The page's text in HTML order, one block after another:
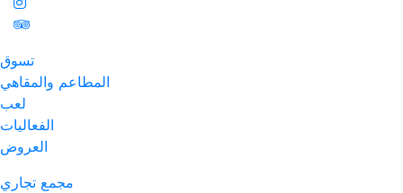
تسوق
المطاعم والمقاهي
لعب
الفعاليات
العروض
مجمع تجاري